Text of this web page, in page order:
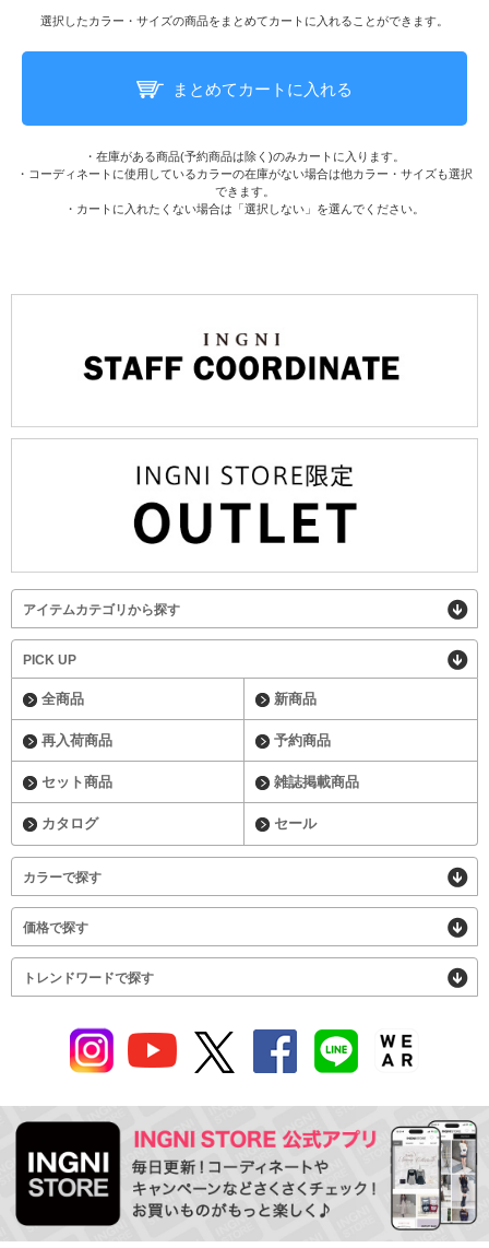
選択したカラー・サイズの商品をまとめてカートに入れることができます。
まとめてカートに入れる
・在庫がある商品(予約商品は除く)のみカートに入ります。
・コーディネートに使用しているカラーの在庫がない場合は他カラー・サイズも選択
できます。
・カートに入れたくない場合は「選択しない」を選んでください。
アイテムカテゴリから探す
PICK UP
全商品 新商品
再入荷商品 予約商品
セット商品 雑誌掲載商品
カタログ セール
カラーで探す
価格で探す
トレンドワードで探す